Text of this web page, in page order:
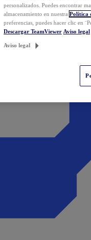
personalizados. Puedes encontrar
almacenamiento en nuestra Política
preferencias, puedes hacer clic en
Descargar TeamViewer Aviso legal
Aviso legal